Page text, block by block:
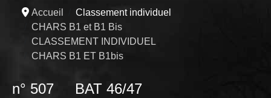
Accueil
Classement individuel
CHARS B1 et B1 Bis
CLASSEMENT INDIVIDUEL
CHARS B1 ET B1bis
n° 507 BAT 46/47